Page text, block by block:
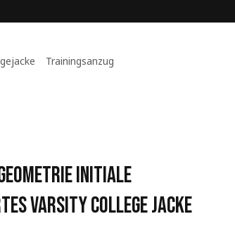
Trainingsanzug
Initiale
Varsity College Jacke